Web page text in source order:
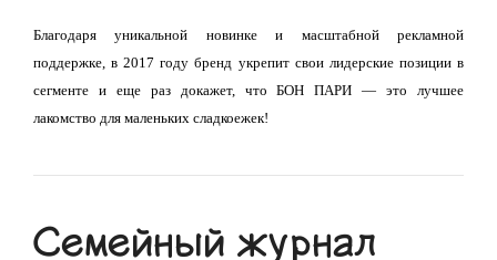
Благодаря уникальной новинке и масштабной рекламной
поддержке, в 2017 году бренд укрепит свои лидерские позиции в
сегменте и еще раз докажет, что БОН ПАРИ — это лучшее
лакомство для маленьких сладкоежек!
Семейный журнал